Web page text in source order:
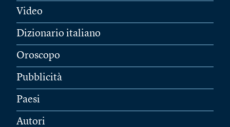
Video
Dizionario italiano
Oroscopo
Pubblicità
Paesi
Autori